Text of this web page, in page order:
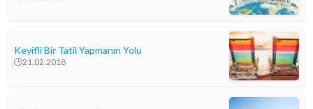
Keyifli Bir Tatil Yapmanın Yolu
21.02.2018